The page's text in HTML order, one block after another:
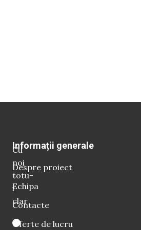
Cu
noi
totu-
i
clar
Informații generale
Despre proiect
Echipa
Contacte
Oferte de lucru